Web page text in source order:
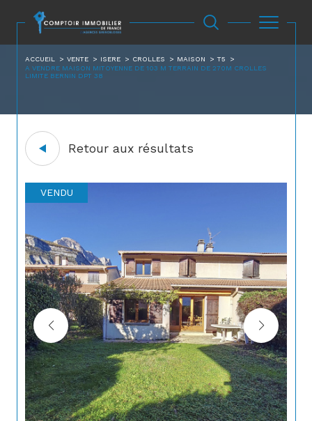
ACCUEIL VENTE ISERE CROLLES MAISON
T5
A VENDRE MAISON MITOYENNE DE 103 M TERRAIN DE 270M CROLLES
LIMITE BERNIN DPT 38
Retour aux résultats
VENDU